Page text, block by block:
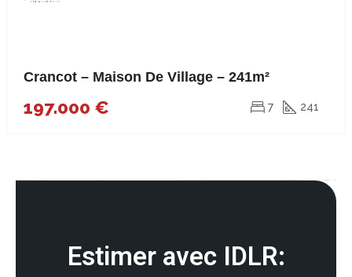
Crancot – Maison De Village – 241m²
197.000 € 7 241
Estimer avec IDLR: